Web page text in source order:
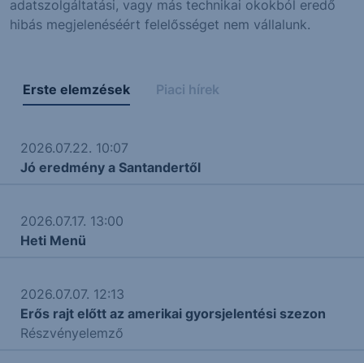
adatszolgáltatási, vagy más technikai okokból eredő
hibás megjelenéséért felelősséget nem vállalunk.
Erste elemzések Piaci hírek
2026.07.22. 10:07
Jó eredmény a Santandertől
2026.07.17. 13:00
Heti Menü
2026.07.07. 12:13
Erős rajt előtt az amerikai gyorsjelentési szezon
Részvényelemző